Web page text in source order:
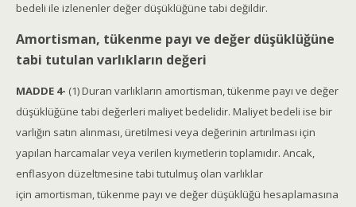
bedeli ile izlenenler değer düşüklüğüne tabi değildir.
Amortisman, tükenme payı ve değer düşüklüğüne
tabi tutulan varlıkların değeri
MADDE 4- (1) Duran varlıkların amortisman, tükenme payı ve değer
düşüklüğüne tabi değerleri maliyet bedelidir. Maliyet bedeli ise bir
varlığın satın alınması, üretilmesi veya değerinin artırılması için
yapılan harcamalar veya verilen kıymetlerin toplamıdır. Ancak,
enflasyon düzeltmesine tabi tutulmuş olan varlıklar
için amortisman, tükenme payı ve değer düşüklüğü hesaplamasına